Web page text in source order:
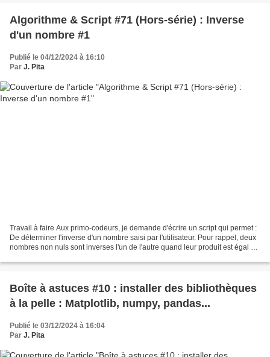
Algorithme & Script #71 (Hors-série) : Inverse
d'un nombre #1
Publié le 04/12/2024 à 16:10
Par J. Pita
Travail à faire Aux primo-codeurs, je demande d'écrire un script qui permet :
De déterminer l'inverse d'un nombre saisi par l'utilisateur. Pour rappel, deux
nombres non nuls sont inverses l'un de l'autre quand leur produit est égal à
Boîte à astuces #10 : installer des bibliothèques
à la pelle : Matplotlib, numpy, pandas...
Publié le 03/12/2024 à 16:04
Par J. Pita